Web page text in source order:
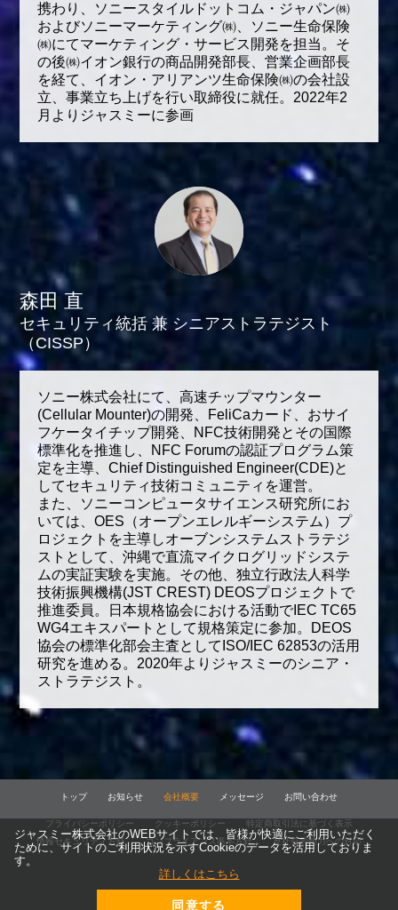
携わり、ソニースタイルドットコム・ジャパン㈱
およびソニーマーケティング㈱、ソニー生命保険
㈱にてマーケティング・サービス開発を担当。そ
の後㈱イオン銀行の商品開発部長、営業企画部長
を経て、イオン・アリアンツ生命保険㈱の会社設
立、事業立ち上げを行い取締役に就任。2022年2
月よりジャスミーに参画
森田 直
セキュリティ統括 兼 シニアストラテジスト
（CISSP）
ソニー株式会社にて、高速チップマウンター
(Cellular Mounter)の開発、FeliCaカード、おサイ
フケータイチップ開発、NFC技術開発とその国際
標準化を推進し、NFC Forumの認証プログラム策
定を主導、Chief Distinguished Engineer(CDE)と
してセキュリティ技術コミュニティを運営。
また、ソニーコンピュータサイエンス研究所にお
いては、OES（オープンエレルギーシステム）プ
ロジェクトを主導しオーブンシステムストラテジ
ストとして、沖縄で直流マイクログリッドシステ
ムの実証実験を実施。その他、独立行政法人科学
技術振興機構(JST CREST) DEOSプロジェクトで
推進委員。日本規格協会における活動でIEC TC65
WG4エキスパートとして規格策定に参加。DEOS
協会の標準化部会主査としてISO/IEC 62853の活用
研究を進める。2020年よりジャスミーのシニア・
ストラテジスト。
トップ お知らせ 会社概要 メッセージ お問い合わせ
プライバシーポリシー クッキーポリシー
特定商取引法に基づく表示
情報セキュリティ方針
コンプライアンス基本方針 反社会的勢力への対応
ジャスミー株式会社のWEBサイトでは、皆様が快適にご利用いただく
ために、サイトのご利用状況を示すCookieのデータを活用しておりま
す。
詳しくはこちら
同意する